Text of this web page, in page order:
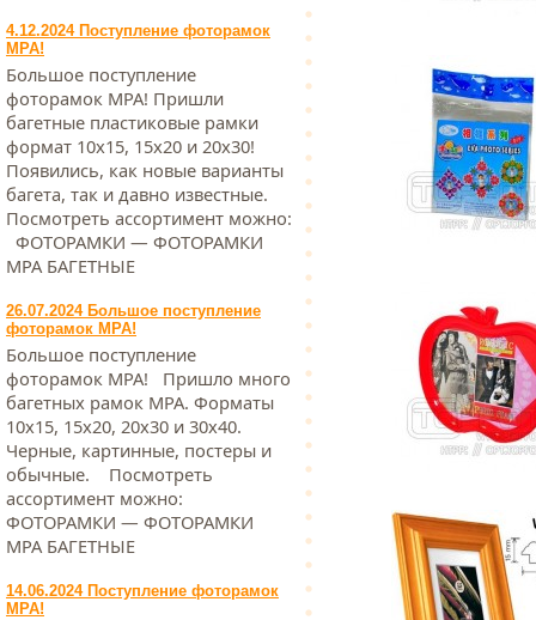
4.12.2024 Поступление фоторамок
МРА!
Большое поступление
фоторамок МРА! Пришли
багетные пластиковые рамки
формат 10х15, 15х20 и 20х30!
Появились, как новые варианты
багета, так и давно известные.
Посмотреть ассортимент можно:
ФОТОРАМКИ — ФОТОРАМКИ
МРА БАГЕТНЫЕ
26.07.2024 Большое поступление
фоторамок МРА!
Большое поступление
фоторамок МРА! Пришло много
багетных рамок МРА. Форматы
10х15, 15х20, 20х30 и 30х40.
Черные, картинные, постеры и
обычные. Посмотреть
ассортимент можно:
ФОТОРАМКИ — ФОТОРАМКИ
МРА БАГЕТНЫЕ
14.06.2024 Поступление фоторамок
МРА!